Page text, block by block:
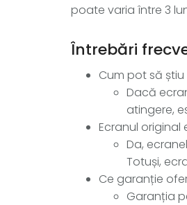
poate varia între 3
Întrebări
Cum pot să
Dacă
atingere,
Ecranul
Da,
Totuși,
Ce garanție
Garanția